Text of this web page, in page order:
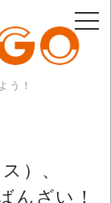
う！
）、
んざい！